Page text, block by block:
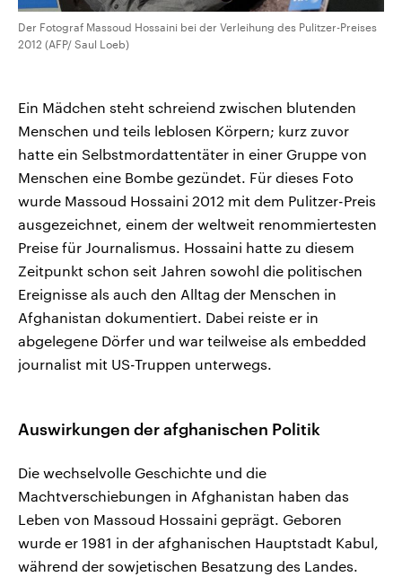
Der Fotograf Massoud Hossaini bei der Verleihung des Pulitzer-Preises
2012 (AFP/ Saul Loeb)
Ein Mädchen steht schreiend zwischen blutenden
Menschen und teils leblosen Körpern; kurz zuvor
hatte ein Selbstmordattentäter in einer Gruppe von
Menschen eine Bombe gezündet. Für dieses Foto
wurde Massoud Hossaini 2012 mit dem Pulitzer-Preis
ausgezeichnet, einem der weltweit renommiertesten
Preise für Journalismus. Hossaini hatte zu diesem
Zeitpunkt schon seit Jahren sowohl die politischen
Ereignisse als auch den Alltag der Menschen in
Afghanistan dokumentiert. Dabei reiste er in
abgelegene Dörfer und war teilweise als embedded
journalist mit US-Truppen unterwegs.
Auswirkungen der afghanischen Politik
Die wechselvolle Geschichte und die
Machtverschiebungen in Afghanistan haben das
Leben von Massoud Hossaini geprägt. Geboren
wurde er 1981 in der afghanischen Hauptstadt Kabul,
während der sowjetischen Besatzung des Landes.